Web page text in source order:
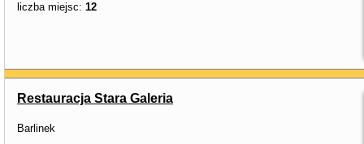
liczba miejsc: 12
Restauracja Stara Galeria
Barlinek